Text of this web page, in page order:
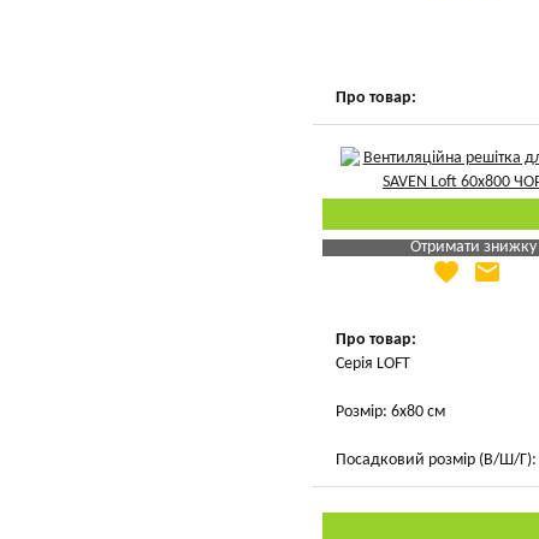
Про товар:
Отримати знижку
Яка Ваша ціна
favorite email
Про товар:
Серія LOFT
Розмір: 6х80 см
Посадковий розмір (В/Ш/Г):